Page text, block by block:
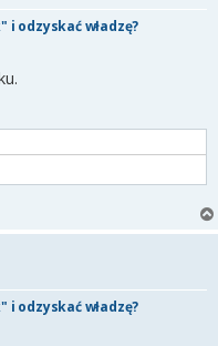
or if you are using
have not yet
to resolve the
(>= 7:7.0)
(>=
libavcodec61:i386
(= 7:7.1.5-
(>= 7:7.1.5)
(>= 7:7.0)
(>= 7:7.0)
(>= 7:7.0)
odzyskać władzę?
odzyskać władzę?